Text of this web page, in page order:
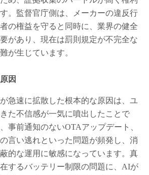
。監督官庁側は、メーカーの違反行
の権益を守ると同時に、業界の健全
があり、現在は罰則規定が不完全な
が生じています。
因
急速に拡散した根本的な原因は、ユ
た不信感が一気に噴出したことで
事前通知のないOTAアップデート、
言い逃れといった問題が頻発し、消
的な運用に敏感になっています。真
するバッテリー制限の問題に、AIが